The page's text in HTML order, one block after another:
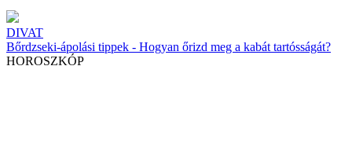
DIVAT
Bőrdzseki-ápolási tippek - Hogyan őrizd meg a kabát tartósságát?
HOROSZKÓP